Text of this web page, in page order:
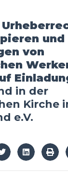
und
von
in der
Kirche
e.V.